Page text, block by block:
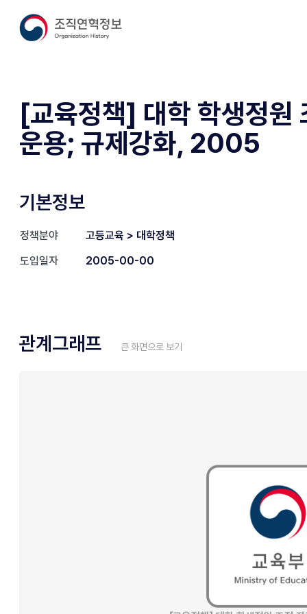
[교육정책] 대학 학생정원
운용; 규제강화, 2005
기본정보
정책분야
고등교육 > 대학정책
도입일자
2005-00-00
관계그래프 큰 화면으로 보기